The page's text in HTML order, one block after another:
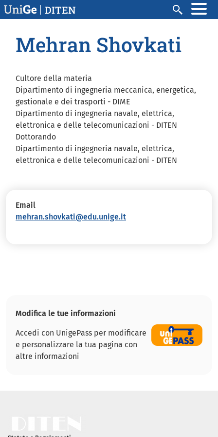
Salta al contenuto principale
DITEN Cerca
Mehran Shovkati
Cultore della materia
Dipartimento di ingegneria meccanica, energetica,
gestionale e dei trasporti - DIME
Dipartimento di ingegneria navale, elettrica,
elettronica e delle telecomunicazioni - DITEN
Dottorando
Dipartimento di ingegneria navale, elettrica,
elettronica e delle telecomunicazioni - DITEN
Email
mehran.shovkati@edu.unige.it
Modifica le tue informazioni
Accedi con UnigePass per modificare
e personalizzare la tua pagina con
altre informazioni